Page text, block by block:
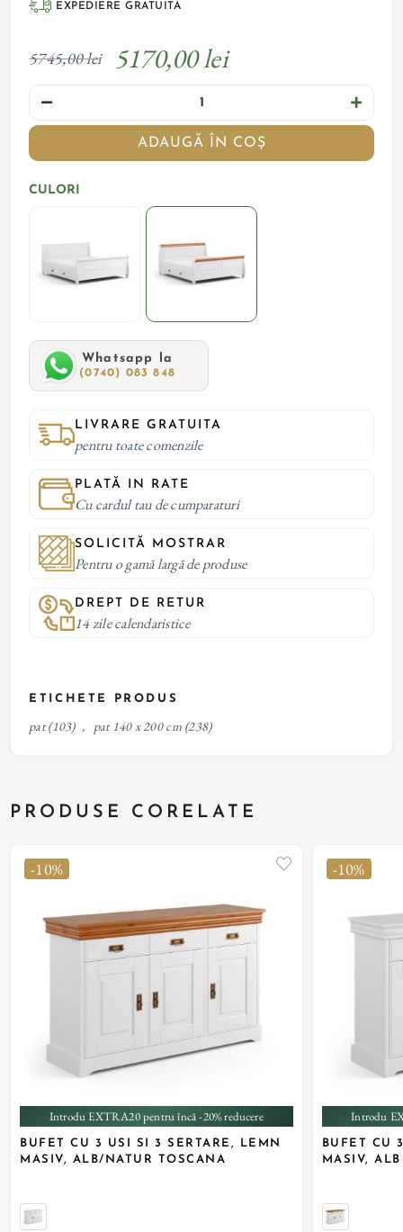
EXPEDIERE GRATUITĂ
5745,00 lei 5170,00 lei
ADAUGĂ ÎN COȘ
CULORI
Whatsapp la
(0740) 083 848
LIVRARE GRATUITA
pentru toate comenzile
PLATĂ IN RATE
Cu cardul tau de cumparaturi
SOLICITĂ MOSTRAR
Pentru o gamă largă de produse
DREPT DE RETUR
14 zile calendaristice
ETICHETE PRODUS
pat (103) , pat 140 x 200 cm (238)
PRODUSE CORELATE
-10%
Introdu EXTRA20 pentru încă -20% reducere
BUFET CU 3 USI SI 3 SERTARE, LEMN
MASIV, ALB/NATUR TOSCANA
-10%
Introdu
BUFET CU
MASIV,